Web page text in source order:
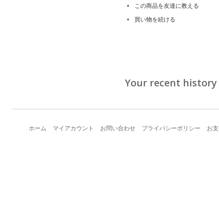
この商品を友達に教える
買い物を続ける
Your recent history
ホーム マイアカウント お問い合わせ プライバシーポリシー お